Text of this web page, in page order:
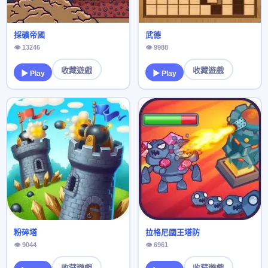
採礦帝國
👁 13246
▶ Play 收藏遊戲
武德
👁 9988
▶ Play 收藏遊戲
粉碎塔
👁 9044
拉格尼國王塔防
👁 6961